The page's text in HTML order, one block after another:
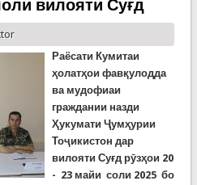
вилояти Суғд
Раёсати Кумитаи
ҳолатҳои фавқулодда
ва мудофиаи
граждании назди
Ҳукумати Ҷумҳурии
Тоҷикистон дар
вилояти Суғд рӯзҳои 20
- 23 майи соли 2025 бо